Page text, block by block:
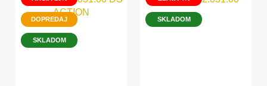
DOPREDAJ
SKLADOM
SKLADOM